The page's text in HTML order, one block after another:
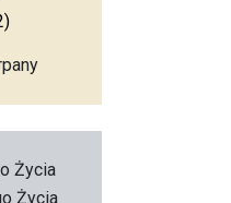
Życia
Życia